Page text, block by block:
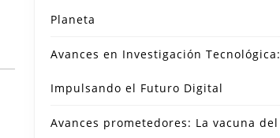
Planeta
Avances en Investigación Tecnológica:
Impulsando el Futuro Digital
Avances prometedores: La vacuna del